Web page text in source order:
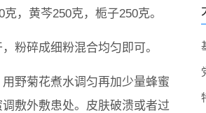
，黄芩250克，栀子250克。
粉碎成细粉混合均匀即可。
野菊花煮水调匀再加少量蜂蜜
敷外敷患处。皮肤破溃或者过